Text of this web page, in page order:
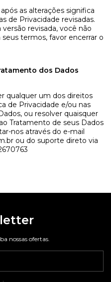
as alterações significa
de Privacidade revisadas.
versão revisada, você não
termos, favor encerrar o
dos Dados
qualquer um dos direitos
de Privacidade e/ou nas
ou resolver quaisquer
Tratamento de seus Dados
nos através do e-mail
ou do suporte direto via
nossas ofertas.